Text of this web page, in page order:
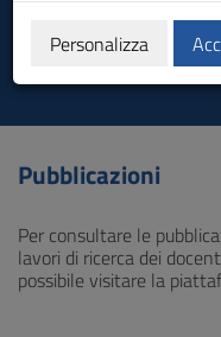
navigazione
sito
al
Pubblicazioni
Per consultare le
lavori di ricerca dei
possibile visitare la
Personalizza